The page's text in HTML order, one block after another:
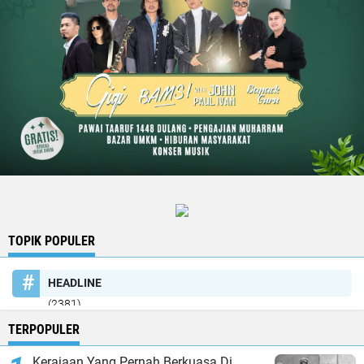
TOPIK POPULER
HEADLINE
(2381)
TERPOPULER